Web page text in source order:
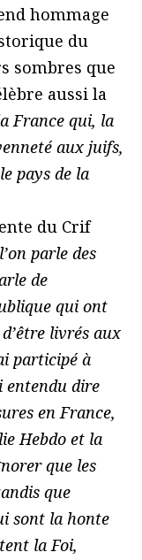
hommage
du
sombres que
aussi la
France qui, la
aux juifs,
pays de la
du Crif
parle des
de
qui ont
livrés aux
participé à
entendu dire
en France,
Hebdo et la
que les
que
sont la honte
la Foi,